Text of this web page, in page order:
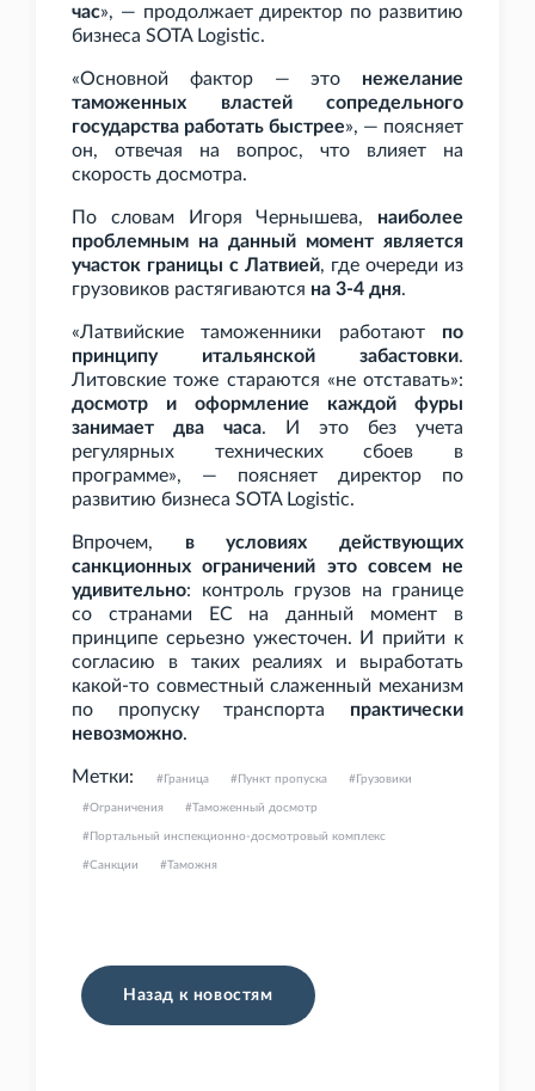
час», — продолжает директор по развитию
бизнеса SOTA Logistic.
«Основной фактор — это нежелание
таможенных властей сопредельного
государства работать быстрее», — поясняет
он, отвечая на вопрос, что влияет на
скорость досмотра.
По словам Игоря Чернышева, наиболее
проблемным на данный момент является
участок границы с Латвией, где очереди из
грузовиков растягиваются на 3-4 дня.
«Латвийские таможенники работают по
принципу итальянской забастовки.
Литовские тоже стараются «не отставать»:
досмотр и оформление каждой фуры
занимает два часа. И это без учета
регулярных технических сбоев в
программе», — поясняет директор по
развитию бизнеса SOTA Logistic.
Впрочем, в условиях действующих
санкционных ограничений это совсем не
удивительно: контроль грузов на границе
со странами ЕС на данный момент в
принципе серьезно ужесточен. И прийти к
согласию в таких реалиях и выработать
какой-то совместный слаженный механизм
по пропуску транспорта практически
невозможно.
Метки: Граница Пункт пропуска Грузовики
Ограничения Таможенный досмотр
Портальный инспекционно-досмотровый комплекс
Санкции Таможня
Назад к новостям